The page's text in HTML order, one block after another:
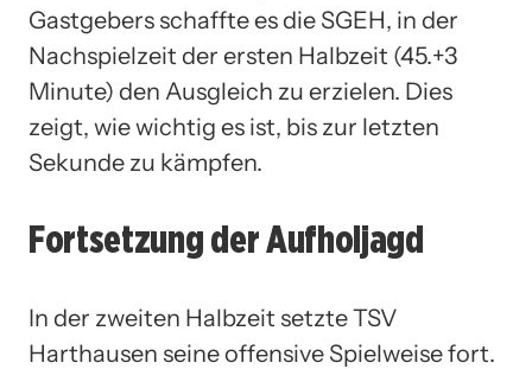
Gastgebers schaffte es die SGEH, in der
Nachspielzeit der ersten Halbzeit (45.+3
Minute) den Ausgleich zu erzielen. Dies
zeigt, wie wichtig es ist, bis zur letzten
Sekunde zu kämpfen.
Fortsetzung der Aufholjagd
In der zweiten Halbzeit setzte TSV
Harthausen seine offensive Spielweise fort.